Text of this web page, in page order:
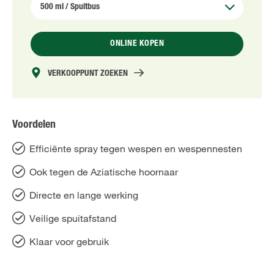
ONLINE KOPEN
VERKOOPPUNT ZOEKEN
Voordelen
Efficiënte spray tegen wespen en wespennesten
Ook tegen de Aziatische hoornaar
Directe en lange werking
Veilige spuitafstand
Klaar voor gebruik